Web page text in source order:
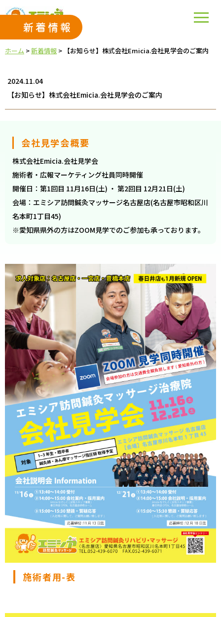
新着情報
ホーム >新着情報 > 【お知らせ】株式会社Emicia.会社見学会のご案内
2024.11.04
【お知らせ】株式会社Emicia.会社見学会のご案内
会社見学会概要
株式会社Emicia.会社見学会
施術者・広報マーケティング社員同時開催
開催日：第1回目 11月16日(土) ・ 第2回目 12月21日(土)
会場：エミシア訪問鍼灸マッサージ名古屋店(名古屋市昭和区川
名本町1丁目45)
※愛知県県外の方はZOOM見学でのご参加も承っております。
施術者用-表